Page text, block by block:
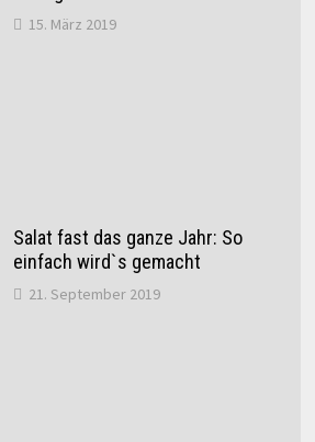
15. März 2019
Salat fast das ganze Jahr: So
einfach wird`s gemacht
21. September 2019